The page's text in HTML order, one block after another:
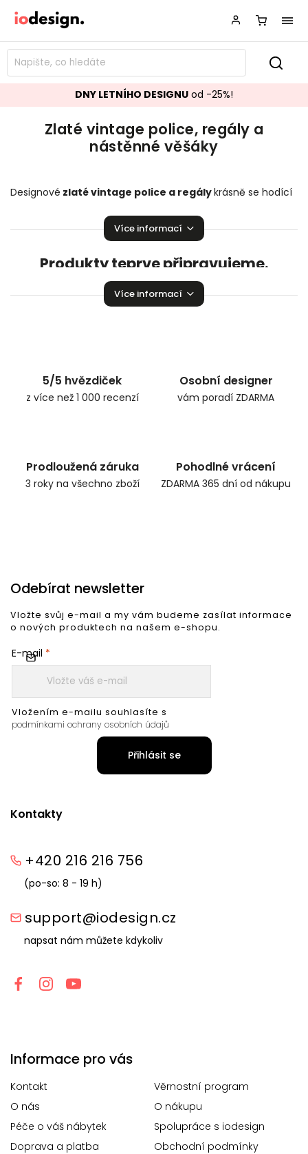
DNY LETNÍHO DESIGNU od -25%!
Zlaté vintage police, regály a
nástěnné věšáky
Designové zlaté vintage police a regálykrásně se hodící
,které zaručeně rozzáří vaší domácnosti!
Více informací
Produkty teprve připravujeme.
Můžete se ale podívat na ostatní kategorie.
Více informací
5/5 hvězdiček
z více než 1 000 recenzí
Osobní designer
vám poradí ZDARMA
Prodloužená záruka
3 roky na všechno zboží
Pohodlné vrácení
ZDARMA 365 dní od nákupu
Kontakty
+420 216 216 756
(po-so: 8 - 19 h)
support@iodesign.cz
napsat nám můžete kdykoliv
Informace pro vás
Kontakt
Věrnostní program
O nás
O nákupu
Péče o váš nábytek
Spolupráce s iodesign
Doprava a platba
Obchodní podmínky
Odebírat newsletter
Vložte svůj e-mail a my vám budeme zasílat informace
o nových produktech na našem e-shopu.
E-mail
Vložením e-mailu souhlasíte s
podmínkami ochrany osobních údajů
Přihlásit se